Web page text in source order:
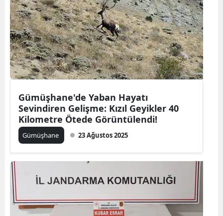
Malatya
Manisa
Kahramanmaraş
Mardin
Muş
Nevşehir
Niğde
Sakarya
Gümüşhane'de Yaban Hayatı
Sevindiren Gelişme: Kızıl Geyikler 40
Kilometre Ötede Görüntülendi!
Gümüşhane 23 Ağustos 2025